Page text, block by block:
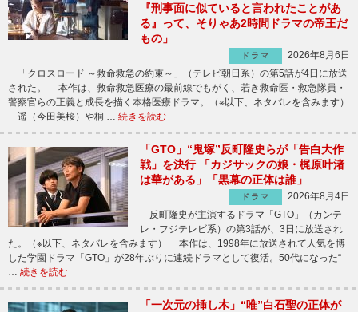
『刑事面に似ていると言われたことがあ
る』って、そりゃあ2時間ドラマの帝王だ
もの」
ドラマ
2026年8月6日
「クロスロード ～救命救急の約束～」（テレビ朝日系）の第5話が4日に放送
された。 本作は、救命救急医療の最前線でもがく、若き救命医・救急隊員・
警察官らの正義と成長を描く本格医療ドラマ。（※以下、ネタバレを含みます）
遥（今田美桜）や桐 … 続きを読む
「GTO」“鬼塚”反町隆史らが「告白大作
戦」を決行 「カジサックの娘・梶原叶渚
は華がある」「黒幕の正体は誰」
ドラマ
2026年8月4日
反町隆史が主演するドラマ「GTO」（カンテ
レ・フジテレビ系）の第3話が、3日に放送され
た。（※以下、ネタバレを含みます） 本作は、1998年に放送されて人気を博
した学園ドラマ「GTO」が28年ぶりに連続ドラマとして復活。50代になった“
続きを読む
「一次元の挿し木」“唯”白石聖の正体が